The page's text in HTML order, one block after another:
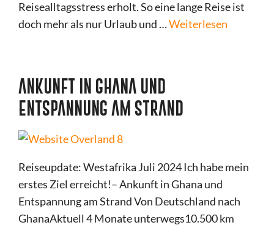
Reisealltagsstress erholt. So eine lange Reise ist
doch mehr als nur Urlaub und …Weiterlesen
ANKUNFT IN GHANA UND
ENTSPANNUNG AM STRAND
Reiseupdate: Westafrika Juli 2024 Ich habe mein
erstes Ziel erreicht!– Ankunft in Ghana und
Entspannung am Strand Von Deutschland nach
GhanaAktuell 4 Monate unterwegs10.500 km